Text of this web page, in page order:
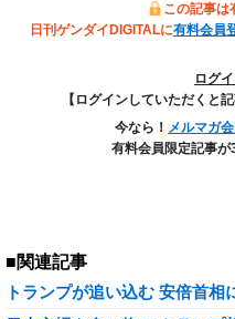
この記事は
日刊ゲンダイDIGITALに有料会員
ログ
【ログインしていただくと
今なら！ メルマガ
有料会員限定記事が
■関連記事
トランプが追い込む 安倍首